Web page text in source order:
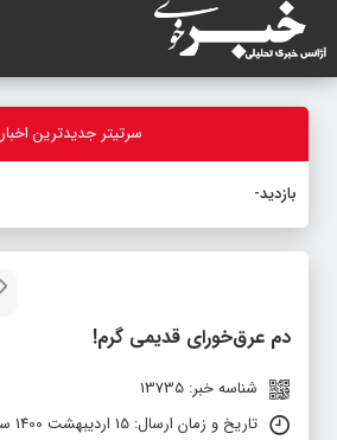
سرتیتر جدیدترین اخبار
بازدید استاند
دم عرق‌خورای قدیمی گرم!
شناسه خبر: 13735
تاریخ و زمان ارسال: 15 اردیبهشت 1400 ساعت 09:24